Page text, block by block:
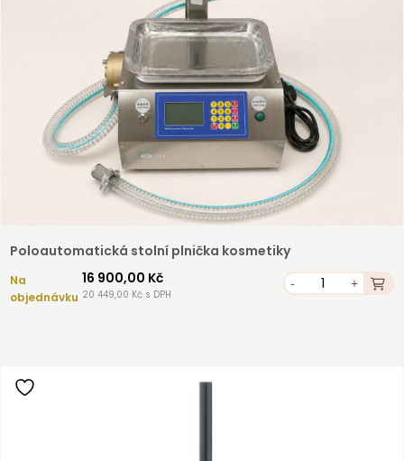
Poloautomatická stolní plnička kosmetiky
Na
objednávku
16 900,00 Kč
20 449,00 Kč s DPH
- +